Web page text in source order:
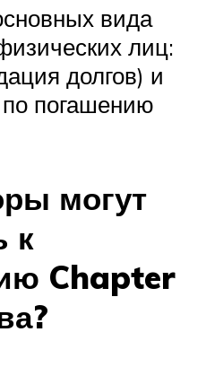
вида
лиц:
долгов) и
погашению
могут
к
Chapter